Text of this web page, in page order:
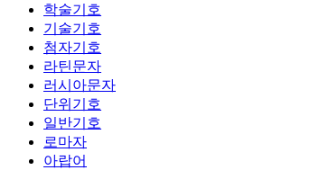
학술기호
기술기호
첨자기호
라틴문자
러시아문자
단위기호
일반기호
로마자
아랍어